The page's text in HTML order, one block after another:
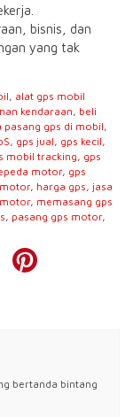
bisnis, dan
yang tak
, alat gps mobil
kendaraan, beli
pasang gps di mobil,
, gps jual, gps kecil,
mobil tracking, gps
motor, gps
, harga gps, jasa
, memasang gps
, pasang gps motor,
bertanda bintang